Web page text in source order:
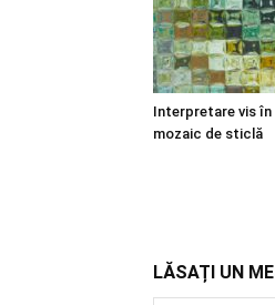
Interpretare vis în
mozaic de sticlă
LĂSAȚI UN